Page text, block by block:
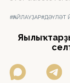
#ҺАЙЛАУҘАР